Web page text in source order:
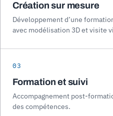
Création sur mesure
Développement d’une
avec modélisation 3D et visite
03
Formation et suivi
Accompagnement post-
des compétences.